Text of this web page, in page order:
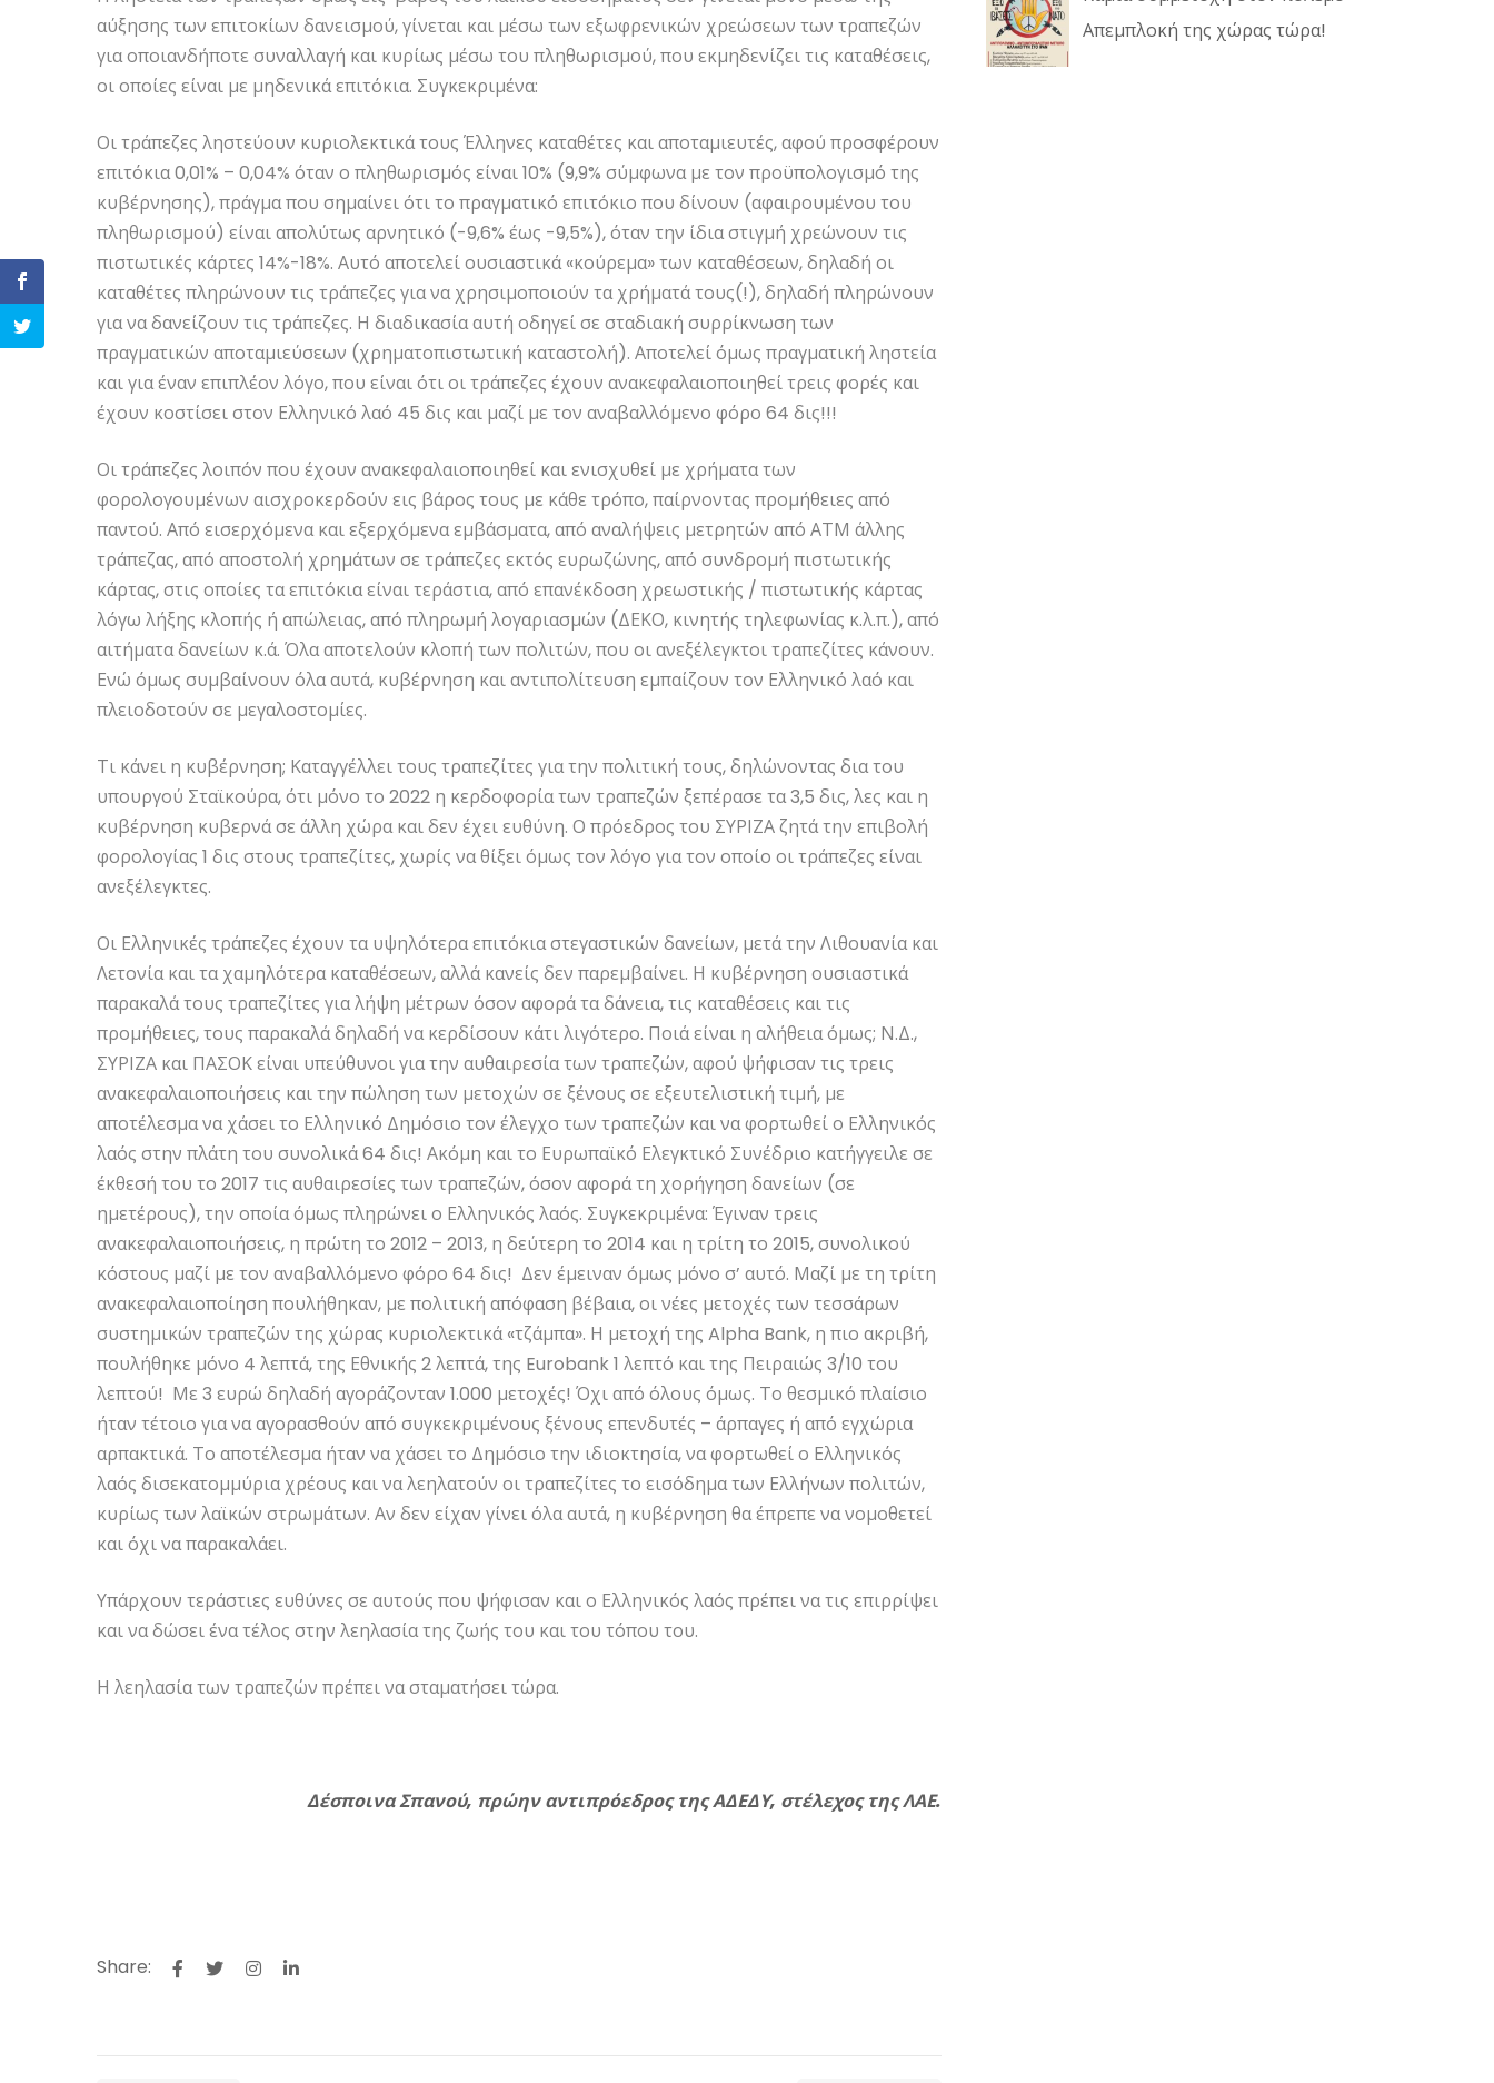
αύξησης των επιτοκίων δανεισμού, γίνεται και μέσω των εξωφρενικών χρεώσεων των τραπεζών
για οποιανδήποτε συναλλαγή και κυρίως μέσω του πληθωρισμού, που εκμηδενίζει τις καταθέσεις,
οι οποίες είναι με μηδενικά επιτόκια. Συγκεκριμένα:
Οι τράπεζες ληστεύουν κυριολεκτικά τους Έλληνες καταθέτες και αποταμιευτές, αφού προσφέρουν
επιτόκια 0,01% – 0,04% όταν ο πληθωρισμός είναι 10% (9,9% σύμφωνα με τον προϋπολογισμό της
κυβέρνησης), πράγμα που σημαίνει ότι το πραγματικό επιτόκιο που δίνουν (αφαιρουμένου του
πληθωρισμού) είναι απολύτως αρνητικό (-9,6% έως -9,5%), όταν την ίδια στιγμή χρεώνουν τις
πιστωτικές κάρτες 14%-18%. Αυτό αποτελεί ουσιαστικά «κούρεμα» των καταθέσεων, δηλαδή οι
καταθέτες πληρώνουν τις τράπεζες για να χρησιμοποιούν τα χρήματά τους(!), δηλαδή πληρώνουν
για να δανείζουν τις τράπεζες. Η διαδικασία αυτή οδηγεί σε σταδιακή συρρίκνωση των
πραγματικών αποταμιεύσεων (χρηματοπιστωτική καταστολή). Αποτελεί όμως πραγματική ληστεία
και για έναν επιπλέον λόγο, που είναι ότι οι τράπεζες έχουν ανακεφαλαιοποιηθεί τρεις φορές και
έχουν κοστίσει στον Ελληνικό λαό 45 δις και μαζί με τον αναβαλλόμενο φόρο 64 δις!!!
Οι τράπεζες λοιπόν που έχουν ανακεφαλαιοποιηθεί και ενισχυθεί με χρήματα των
φορολογουμένων αισχροκερδούν εις βάρος τους με κάθε τρόπο, παίρνοντας προμήθειες από
παντού. Από εισερχόμενα και εξερχόμενα εμβάσματα, από αναλήψεις μετρητών από ΑΤΜ άλλης
τράπεζας, από αποστολή χρημάτων σε τράπεζες εκτός ευρωζώνης, από συνδρομή πιστωτικής
κάρτας, στις οποίες τα επιτόκια είναι τεράστια, από επανέκδοση χρεωστικής / πιστωτικής κάρτας
λόγω λήξης κλοπής ή απώλειας, από πληρωμή λογαριασμών (ΔΕΚΟ, κινητής τηλεφωνίας κ.λ.π.), από
αιτήματα δανείων κ.ά. Όλα αποτελούν κλοπή των πολιτών, που οι ανεξέλεγκτοι τραπεζίτες κάνουν.
Ενώ όμως συμβαίνουν όλα αυτά, κυβέρνηση και αντιπολίτευση εμπαίζουν τον Ελληνικό λαό και
πλειοδοτούν σε μεγαλοστομίες.
Τι κάνει η κυβέρνηση; Καταγγέλλει τους τραπεζίτες για την πολιτική τους, δηλώνοντας δια του
υπουργού Σταϊκούρα, ότι μόνο το 2022 η κερδοφορία των τραπεζών ξεπέρασε τα 3,5 δις, λες και η
κυβέρνηση κυβερνά σε άλλη χώρα και δεν έχει ευθύνη. Ο πρόεδρος του ΣΥΡΙΖΑ ζητά την επιβολή
φορολογίας 1 δις στους τραπεζίτες, χωρίς να θίξει όμως τον λόγο για τον οποίο οι τράπεζες είναι
ανεξέλεγκτες.
Οι Ελληνικές τράπεζες έχουν τα υψηλότερα επιτόκια στεγαστικών δανείων, μετά την Λιθουανία και
Λετονία και τα χαμηλότερα καταθέσεων, αλλά κανείς δεν παρεμβαίνει. Η κυβέρνηση ουσιαστικά
παρακαλά τους τραπεζίτες για λήψη μέτρων όσον αφορά τα δάνεια, τις καταθέσεις και τις
προμήθειες, τους παρακαλά δηλαδή να κερδίσουν κάτι λιγότερο. Ποιά είναι η αλήθεια όμως; Ν.Δ.,
ΣΥΡΙΖΑ και ΠΑΣΟΚ είναι υπεύθυνοι για την αυθαιρεσία των τραπεζών, αφού ψήφισαν τις τρεις
ανακεφαλαιοποιήσεις και την πώληση των μετοχών σε ξένους σε εξευτελιστική τιμή, με
αποτέλεσμα να χάσει το Ελληνικό Δημόσιο τον έλεγχο των τραπεζών και να φορτωθεί ο Ελληνικός
λαός στην πλάτη του συνολικά 64 δις! Ακόμη και το Ευρωπαϊκό Ελεγκτικό Συνέδριο κατήγγειλε σε
έκθεσή του το 2017 τις αυθαιρεσίες των τραπεζών, όσον αφορά τη χορήγηση δανείων (σε
ημετέρους), την οποία όμως πληρώνει ο Ελληνικός λαός. Συγκεκριμένα: Έγιναν τρεις
ανακεφαλαιοποιήσεις, η πρώτη το 2012 – 2013, η δεύτερη το 2014 και η τρίτη το 2015, συνολικού
κόστους μαζί με τον αναβαλλόμενο φόρο 64 δις! Δεν έμειναν όμως μόνο σ’ αυτό. Μαζί με τη τρίτη
ανακεφαλαιοποίηση πουλήθηκαν, με πολιτική απόφαση βέβαια, οι νέες μετοχές των τεσσάρων
συστημικών τραπεζών της χώρας κυριολεκτικά «τζάμπα». Η μετοχή της Alpha Bank, η πιο ακριβή,
πουλήθηκε μόνο 4 λεπτά, της Εθνικής 2 λεπτά, της Eurobank 1 λεπτό και της Πειραιώς 3/10 του
λεπτού! Με 3 ευρώ δηλαδή αγοράζονταν 1.000 μετοχές! Όχι από όλους όμως. Το θεσμικό πλαίσιο
ήταν τέτοιο για να αγορασθούν από συγκεκριμένους ξένους επενδυτές – άρπαγες ή από εγχώρια
αρπακτικά. Το αποτέλεσμα ήταν να χάσει το Δημόσιο την ιδιοκτησία, να φορτωθεί ο Ελληνικός
λαός δισεκατομμύρια χρέους και να λεηλατούν οι τραπεζίτες το εισόδημα των Ελλήνων πολιτών,
κυρίως των λαϊκών στρωμάτων. Αν δεν είχαν γίνει όλα αυτά, η κυβέρνηση θα έπρεπε να νομοθετεί
και όχι να παρακαλάει.
Υπάρχουν τεράστιες ευθύνες σε αυτούς που ψήφισαν και ο Ελληνικός λαός πρέπει να τις επιρρίψει
και να δώσει ένα τέλος στην λεηλασία της ζωής του και του τόπου του.
Η λεηλασία των τραπεζών πρέπει να σταματήσει τώρα.
Δέσποινα Σπανού, πρώην αντιπρόεδρος της ΑΔΕΔΥ, στέλεχος της ΛΑΕ.
Share:
Απεμπλοκή της χώρας τώρα!